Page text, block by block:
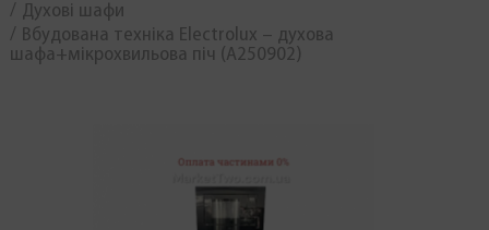
Духові шафи
Вбудована техніка Electrolux – духова
шафа+мікрохвильова піч (А250902)